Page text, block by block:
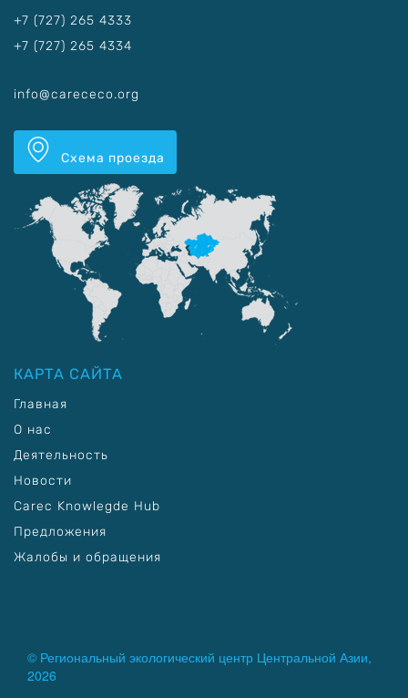
+7 (727) 265 4333
+7 (727) 265 4334
info@carececo.org
Схема проезда
КАРТА САЙТА
Главная
О нас
Деятельность
Новости
Carec Knowlegde Hub
Предложения
Жалобы и обращения
© Региональный экологический центр Центральной Азии,
2026